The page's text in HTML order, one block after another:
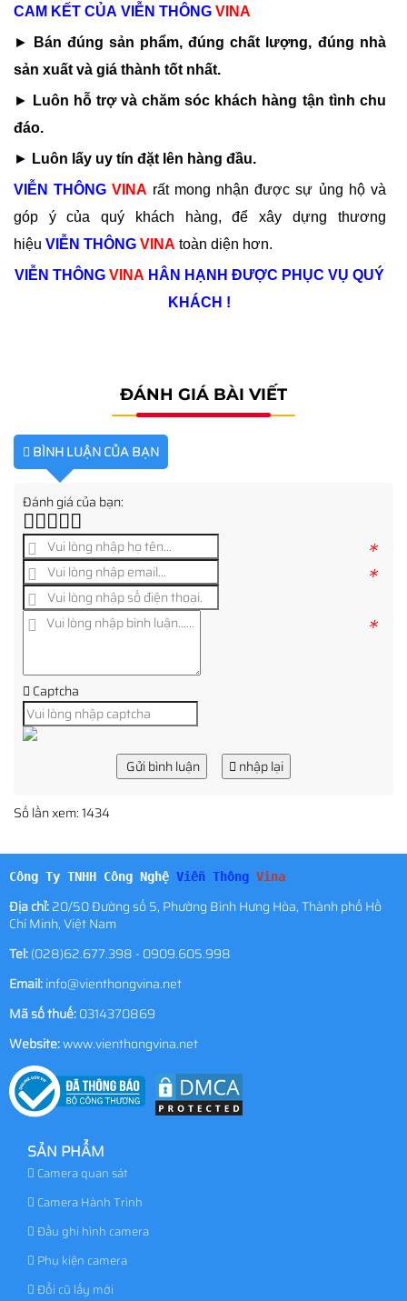
CAM KẾT CỦA VIỄN THÔNG VINA
►
Bán đúng sản phẩm, đúng chất lượng, đúng nhà
sản xuất và giá thành tốt nhất.
►
Luôn hỗ trợ và chăm sóc khách hàng tận tình chu
đáo.
► Luôn lấy uy tín đặt lên hàng đầu.
VIỄN THÔNGVINA rất mong nhận được sự ủng hộ và
góp ý của quý khách hàng, để xây dựng thương
hiệu VIỄN THÔNG VINA toàn diện hơn.
VIỄN THÔNGVINA HÂN HẠNH ĐƯỢC PHỤC VỤ QUÝ
KHÁCH !
ĐÁNH GIÁ BÀI VIẾT
BÌNH LUẬN CỦA BẠN
Đánh giá của bạn:
*
*
*
Captcha
Gửi bình luận nhập lại
Số lần xem: 1434
Công Ty TNHH Công Nghệ Viễn Thông Vina
Địa chỉ:20/50 Đường số 5, Phường Bình Hưng Hòa, Thành phố Hồ
Chí Minh, Việt Nam
Tel:(028)62.677.398 - 0909.605.998
Email:info@vienthongvina.net
Mã số thuế:0314370869
Website:www.vienthongvina.net
SẢN PHẨM
Camera quan sát
Camera Hành Trình
Đầu ghi hình camera
Phụ kiện camera
Đổi cũ lấy mới